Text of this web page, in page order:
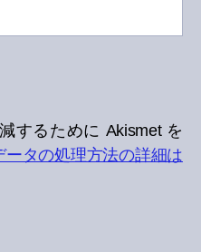
するために Akismet を
ータの処理方法の詳細は